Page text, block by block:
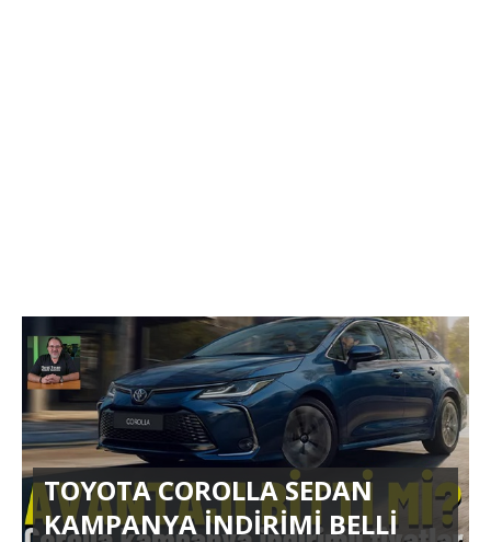
TOYOTA COROLLA SEDAN
KAMPANYA İNDİRİMİ BELLİ